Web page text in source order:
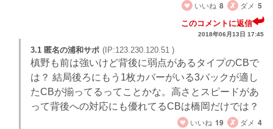
いいね 8 ダメ 5
このコメントに返信
2018年06月13日 17:45
3.1 匿名の浦和サポ (IP:123.230.120.51 )
槙野も前は強いけど背後に弱点があるタイプのCBで
は？ 結局後ろにもう1枚カバーがいる3バックが適し
たCBが揃ってるってことかな。高さとスピードがあ
って背後への対応にも優れてるCBは橋岡だけでは？
いいね 19 ダメ 4